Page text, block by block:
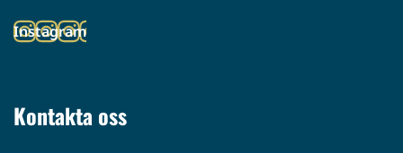
palveluun)
Instagram
(siirryt
Kontakta oss